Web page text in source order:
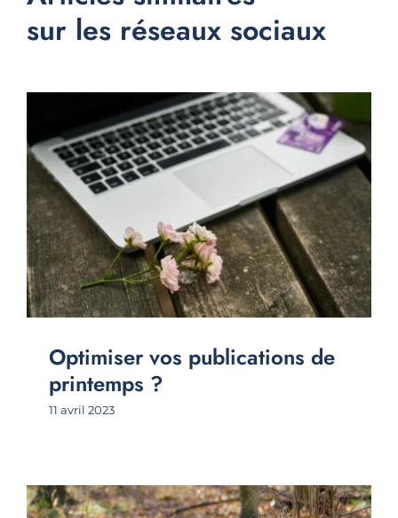
sur les réseaux sociaux
Optimiser vos publications de
printemps ?
11 avril 2023